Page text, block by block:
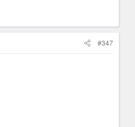
#347